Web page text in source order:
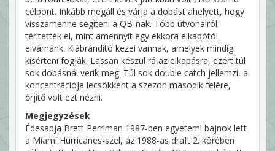
célpont. Inkább megáll és várja a dobást ahelyett, hogy
visszamenne segíteni a QB-nak. Tóbb útvonalról
térítették el, mint amennyit egy ekkora elkapótól
elvárnánk. Kiábrándító kezei vannak, amelyek mindig
kísérteni fogják. Lassan készül rá az elkapásra, ezért túl
sok dobásnál verik meg. Túl sok double catch jellemzi, a
koncentrációja lecsökkent a szezon második felére,
őrjítő volt ezt nézni.
Megjegyzések
Édesapja Brett Perriman 1987-ben egyetemi bajnok lett
a Miami Hurricanes-szel, az 1988-as draft 2. körében